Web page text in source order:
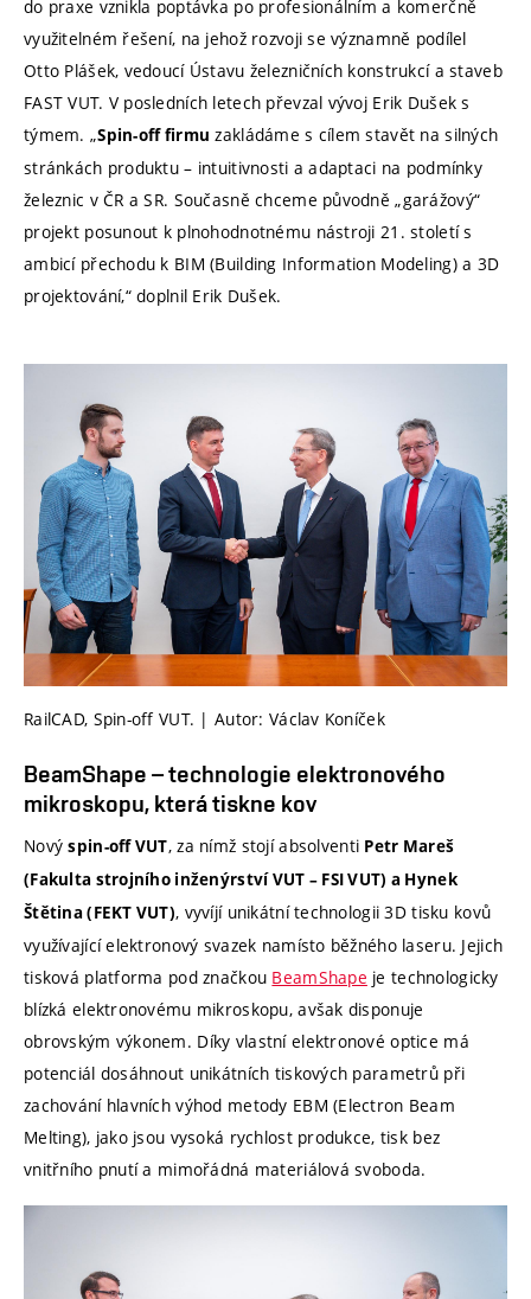
do praxe vznikla poptávka po profesionálním a komerčně
využitelném řešení, na jehož rozvoji se významně podílel
Otto Plášek, vedoucí Ústavu železničních konstrukcí a staveb
FAST VUT. V posledních letech převzal vývoj Erik Dušek s
týmem. „Spin-off firmu zakládáme s cílem stavět na silných
stránkách produktu – intuitivnosti a adaptaci na podmínky
železnic v ČR a SR. Současně chceme původně „garážový“
projekt posunout k plnohodnotnému nástroji 21. století s
ambicí přechodu k BIM (Building Information Modeling) a 3D
projektování,“ doplnil Erik Dušek.
RailCAD, Spin-off VUT. | Autor: Václav Koníček
BeamShape – technologie elektronového
mikroskopu, která tiskne kov
Novýspin-off VUT, za nímž stojí absolventi Petr Mareš
(Fakulta strojního inženýrství VUT – FSI VUT) a Hynek
Štětina (FEKT VUT), vyvíjí unikátní technologii 3D tisku kovů
využívající elektronový svazek namísto běžného laseru. Jejich
tisková platforma pod značkou BeamShape je technologicky
blízká elektronovému mikroskopu, avšak disponuje
obrovským výkonem. Díky vlastní elektronové optice má
potenciál dosáhnout unikátních tiskových parametrů při
zachování hlavních výhod metody EBM (Electron Beam
Melting), jako jsou vysoká rychlost produkce, tisk bez
vnitřního pnutí a mimořádná materiálová svoboda.